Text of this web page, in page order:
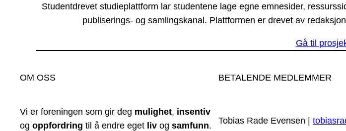
Studentdrevet studieplattform lar studentene lage egne emnesider,
publiserings- og samlingskanal. Plattformen er drevet av
Gå til
OM OSS
Vi er foreningen som gir deg mulighet, insentiv
og oppfordring til å endre eget liv og samfunn.
BETALENDE MEDLEMMER
Tobias Rade Evensen |